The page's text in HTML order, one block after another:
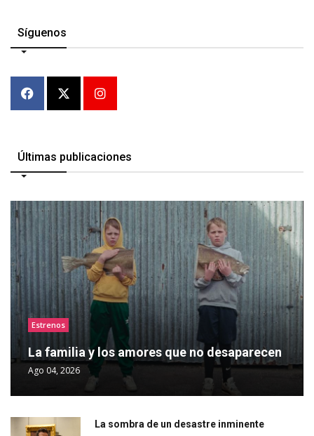
Síguenos
Últimas publicaciones
Estrenos
La familia y los amores que no desaparecen
Ago 04, 2026
La sombra de un desastre inminente